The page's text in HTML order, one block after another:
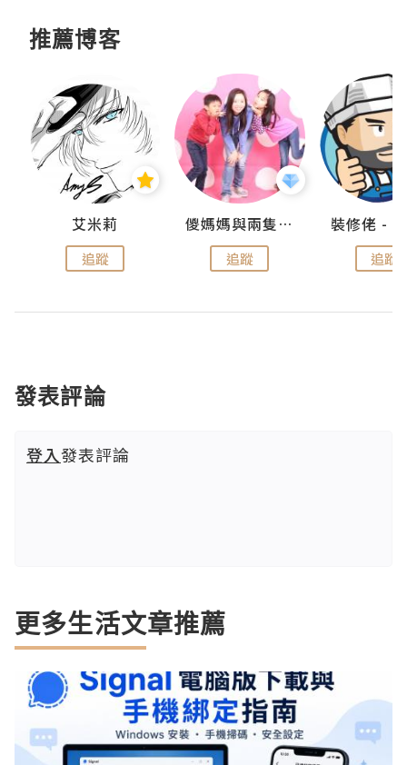
推薦博客
艾米莉
追蹤
儍媽媽與兩隻小魔怪之家
追蹤 追蹤
發表評論
登入發表評論
更多生活文章推薦